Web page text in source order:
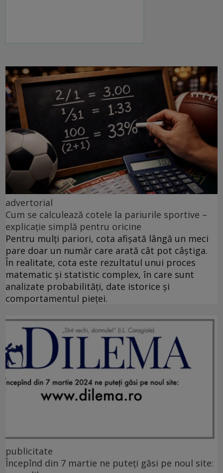
advertorial
Cum se calculează cotele la pariurile sportive –
explicație simplă pentru oricine
Pentru mulți pariori, cota afișată lângă un meci
pare doar un număr care arată cât pot câștiga.
În realitate, cota este rezultatul unui proces
matematic și statistic complex, în care sunt
analizate probabilități, date istorice și
comportamentul pieței.
publicitate
Începînd din 7 martie ne puteți găsi pe noul site: